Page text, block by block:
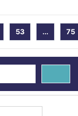
53 ... 75